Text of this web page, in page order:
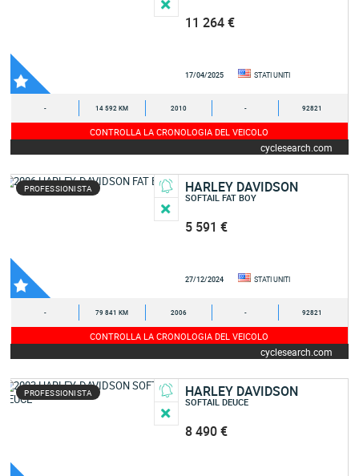
11 264 €
17/04/2025 STATI UNITI
- 14 592 KM 2010 - 92821
CONTROLLA LA CRONOLOGIA DEL VEICOLO
cyclesearch.com
PROFESSIONISTA HARLEY DAVIDSON
SOFTAIL FAT BOY
5 591 €
27/12/2024 STATI UNITI
- 79 841 KM 2006 - 92821
CONTROLLA LA CRONOLOGIA DEL VEICOLO
cyclesearch.com
PROFESSIONISTA HARLEY DAVIDSON
SOFTAIL DEUCE
8 490 €